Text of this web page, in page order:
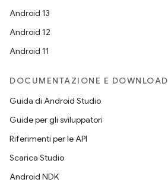
Android 13
Android 12
Android 11
DOCUMENTAZIONE E DOWNLOAD
Guida di Android Studio
Guide per gli sviluppatori
Riferimenti per le API
Scarica Studio
Android NDK